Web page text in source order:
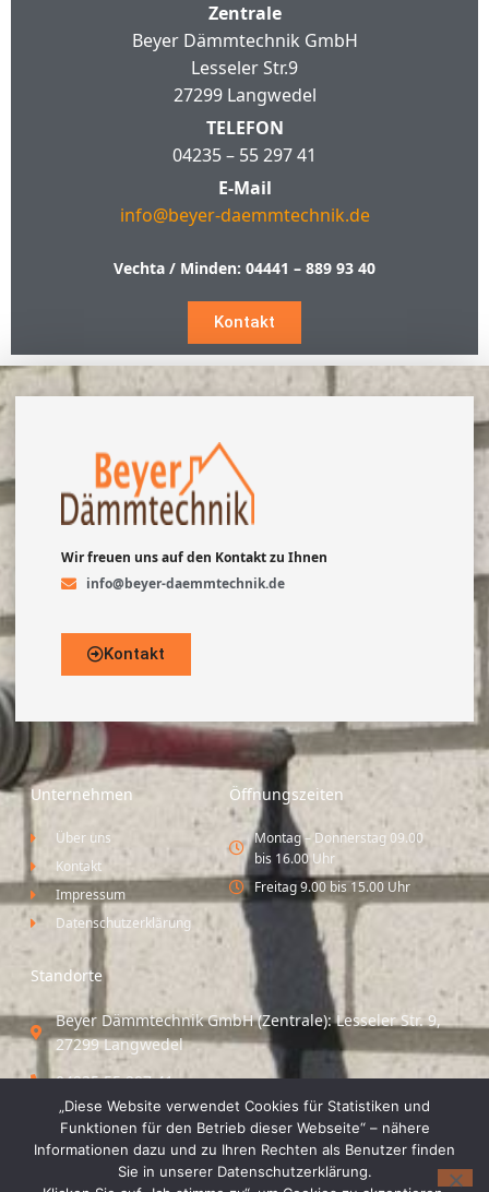
Zentrale
Beyer Dämmtechnik GmbH
Lesseler Str.9
27299 Langwedel
TELEFON
04235 – 55 297 41
E-Mail
info@beyer-daemmtechnik.de
Vechta / Minden: 04441 – 889 93 40
Kontakt
Wir freuen uns auf den Kontakt zu Ihnen
info@beyer-daemmtechnik.de
Kontakt
Unternehmen
Über uns
Kontakt
Impressum
Datenschutzerklärung
Öffnungszeiten
Montag – Donnerstag 09.00
bis 16.00 Uhr
Freitag 9.00 bis 15.00 Uhr
Standorte
Beyer Dämmtechnik GmbH (Zentrale): Lesseler Str. 9,
27299 Langwedel
04235 55 297 41
Standort Vechta / Minden: Osloer Straße 21 49377
Vechta
04441 8 89 93 40
„Diese Website verwendet Cookies für Statistiken und
Funktionen für den Betrieb dieser Webseite“ – nähere
Informationen dazu und zu Ihren Rechten als Benutzer finden
Sie in unserer Datenschutzerklärung.